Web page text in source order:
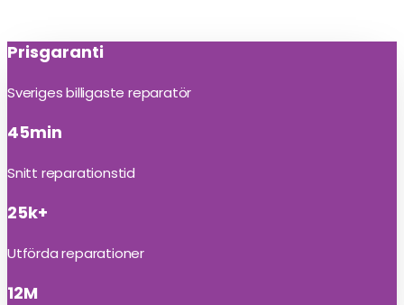
Prisgaranti
Sveriges billigaste reparatör
45min
Snitt reparationstid
25k+
Utförda reparationer
12M